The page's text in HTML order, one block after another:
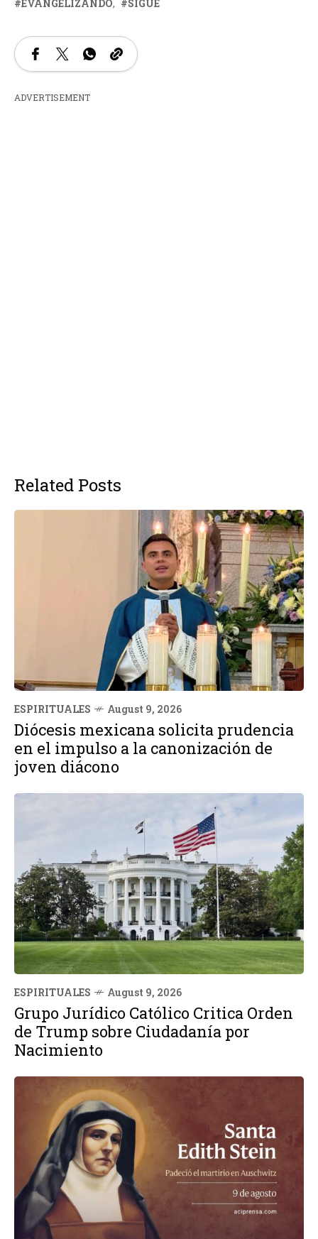
EVANGELIZANDO SIGUE
ADVERTISEMENT
Related Posts
ESPIRITUALES August 9, 2026
Diócesis mexicana solicita prudencia
en el impulso a la canonización de
joven diácono
ESPIRITUALES August 9, 2026
Grupo Jurídico Católico Critica Orden
de Trump sobre Ciudadanía por
Nacimiento